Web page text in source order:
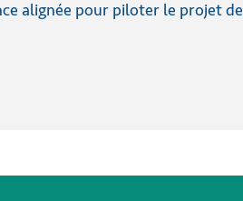
alignée pour piloter le projet de